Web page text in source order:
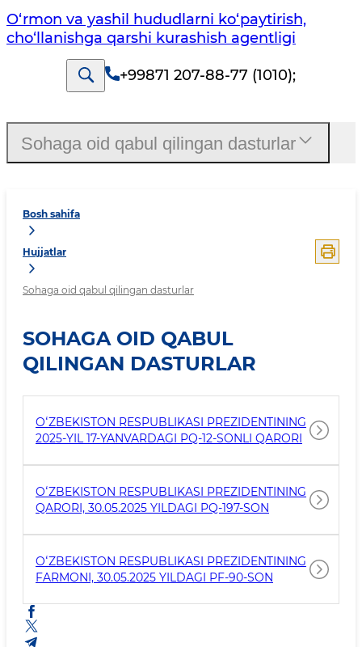
O‘rmon va yashil hududlarni ko‘paytirish,
cho‘llanishga qarshi kurashish agentligi
+99871 207-88-77 (1010);
Bosh sahifa
Hujjatlar
Sohaga oid qabul qilingan dasturlar
SOHAGA OID QABUL
QILINGAN DASTURLAR
OʻZBEKISTON RESPUBLIKASI PREZIDENTINING
2025-YIL 17-YANVARDAGI PQ-12-SONLI QARORI
OʻZBEKISTON RESPUBLIKASI PREZIDENTINING
QARORI, 30.05.2025 YILDAGI PQ-197-SON
OʻZBEKISTON RESPUBLIKASI PREZIDENTINING
FARMONI, 30.05.2025 YILDAGI PF-90-SON
Sohaga oid qabul qilingan dasturlar